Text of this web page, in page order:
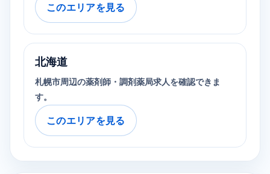
このエリアを見る
北海道
札幌市周辺の薬剤師・調剤薬局求人を確認できま
す。
このエリアを見る